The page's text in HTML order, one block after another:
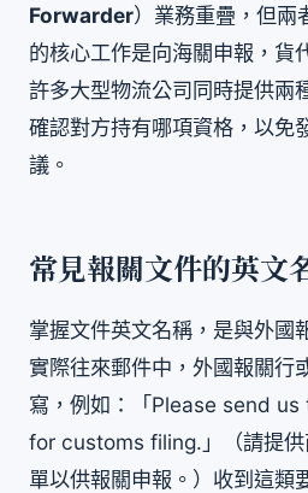
Forwarder）業務重疊，但
的核心工作是向海關申報，貨
許多大型物流公司同時提供兩
確認對方持有哪項資格，以免
議。
常見報關文件的英文
掌握文件英文名稱，是與外國
實際往來郵件中，外國報關行
寫，例如：「Please send
for customs filing.」（請提供
單以供報關申報。）收到這類